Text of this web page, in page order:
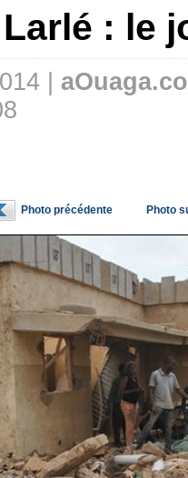
: le
|
Photo précédente Photo